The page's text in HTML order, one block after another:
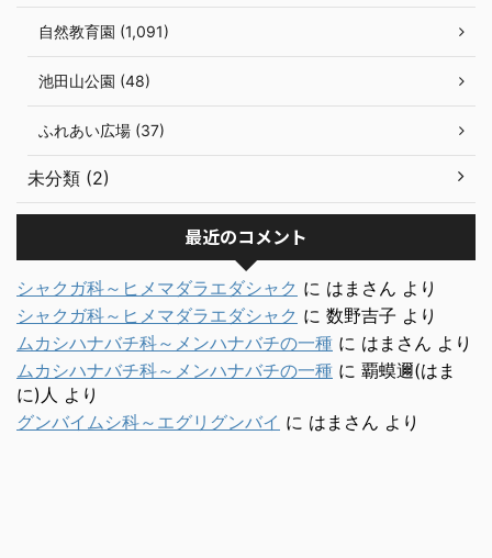
自然教育園 (1,091)
池田山公園 (48)
ふれあい広場 (37)
未分類 (2)
最近のコメント
シャクガ科～ヒメマダラエダシャク に はまさん より
シャクガ科～ヒメマダラエダシャク に 数野吉子 より
ムカシハナバチ科～メンハナバチの一種 に はまさん より
ムカシハナバチ科～メンハナバチの一種 に 覇蟆邇(はま
に)人 より
グンバイムシ科～エグリグンバイ に はまさん より